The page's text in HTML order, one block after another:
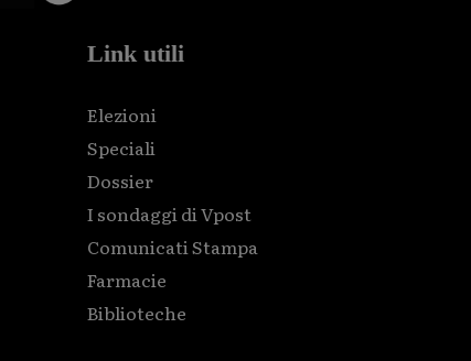
Link utili
Elezioni
Speciali
Dossier
I sondaggi di Vpost
Comunicati Stampa
Farmacie
Biblioteche